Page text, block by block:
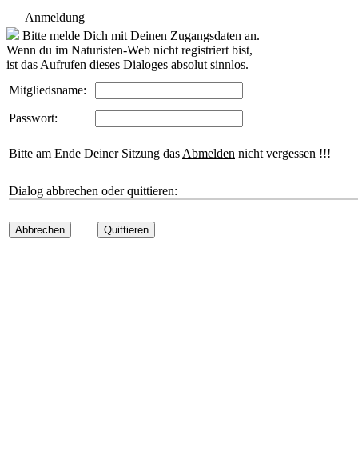
Anmeldung
Bitte melde Dich mit Deinen Zugangsdaten an.
Wenn du im Naturisten-Web nicht registriert bist,
ist das Aufrufen dieses Dialoges absolut sinnlos.
Mitgliedsname:
Passwort:
Bitte am Ende Deiner Sitzung das Abmelden nicht vergessen !!!
Dialog abbrechen oder quittieren:
Abbrechen Quittieren